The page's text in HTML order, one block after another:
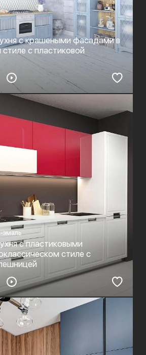
с крашеными фасадами в
с пластиковой
эмаль
с пластиковыми
стиле c